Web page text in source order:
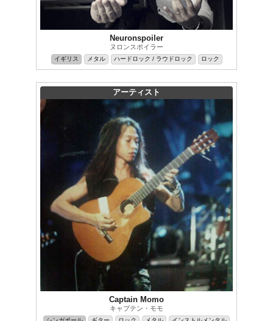
Neuronspoiler
ヌロンスポイラー
イギリス メタル ハードロック / ラウドロック ロック
アーティスト
Captain Momo
キャプテン・モモ